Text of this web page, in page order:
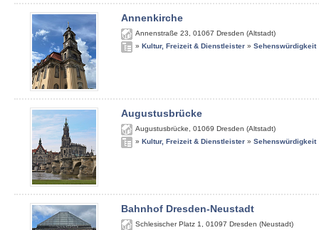
Annenkirche
Annenstraße 23 01067 Dresden (Altstadt)
» Kultur, Freizeit & Dienstleister » Sehenswürdigkeit
Augustusbrücke
Augustusbrücke 01069 Dresden (Altstadt)
» Kultur, Freizeit & Dienstleister » Sehenswürdigkeit
Bahnhof Dresden-Neustadt
Schlesischer Platz 1 01097 Dresden (Neustadt)